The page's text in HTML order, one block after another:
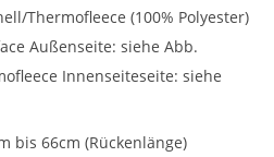
Thermofleece (100% Polyester)
Außenseite: siehe Abb.
Innenseiteseite: siehe
bis 66cm (Rückenlänge)